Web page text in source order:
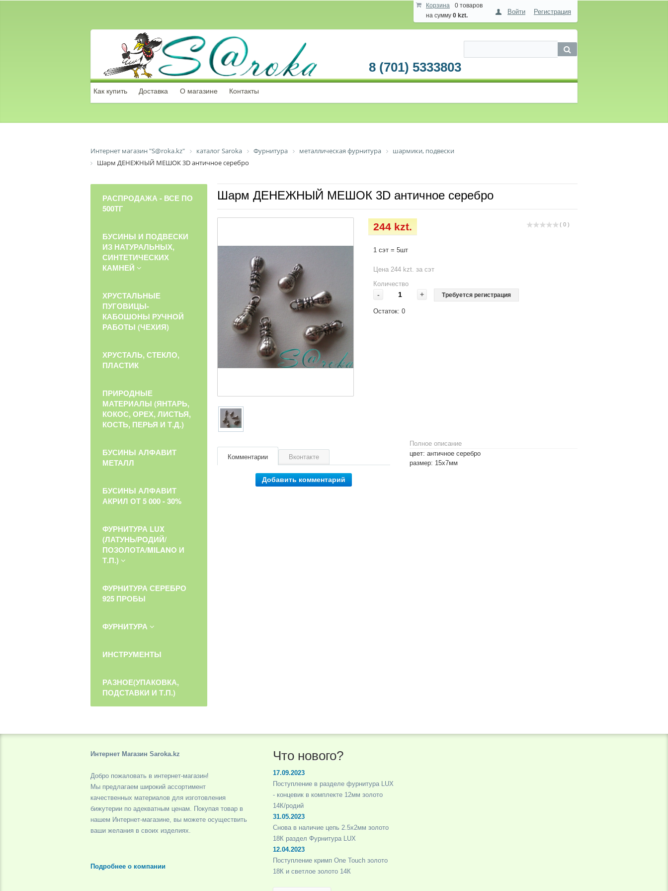
Корзина
0 товаров
на сумму 0 kzt. Войти Регистрация
8 (701) 5333803
Как купить Доставка О магазине Контакты
Интернет магазин "S@roka.kz" каталог Saroka Фурнитура металлическая фурнитура
шармики, подвески
Шарм ДЕНЕЖНЫЙ МЕШОК 3D античное серебро
Шарм ДЕНЕЖНЫЙ МЕШОК 3D античное серебро
( 0 )
244 kzt.
1 сэт = 5шт
Цена 244 kzt. за сэт
Количество
- + Требуется регистрация
Остаток:0
Полное описание
цвет: античное серебро
размер: 15х7мм
Комментарии Вконтакте
Добавить комментарий
РАСПРОДАЖА - ВСЕ ПО
500ТГ
БУСИНЫ И ПОДВЕСКИ
ИЗ НАТУРАЛЬНЫХ,
СИНТЕТИЧЕСКИХ
КАМНЕЙ
ХРУСТАЛЬНЫЕ
ПУГОВИЦЫ-
КАБОШОНЫ РУЧНОЙ
РАБОТЫ (ЧЕХИЯ)
ХРУСТАЛЬ, СТЕКЛО,
ПЛАСТИК
ПРИРОДНЫЕ
МАТЕРИАЛЫ (ЯНТАРЬ,
КОКОС, ОРЕХ, ЛИСТЬЯ,
КОСТЬ, ПЕРЬЯ И Т.Д.)
БУСИНЫ АЛФАВИТ
МЕТАЛЛ
БУСИНЫ АЛФАВИТ
АКРИЛ ОТ 5 000 - 30%
ФУРНИТУРА LUX
(ЛАТУНЬ/РОДИЙ/
ПОЗОЛОТА/MILANO И
Т.П.)
ФУРНИТУРА СЕРЕБРО
925 ПРОБЫ
ФУРНИТУРА
ИНСТРУМЕНТЫ
РАЗНОЕ(УПАКОВКА,
ПОДСТАВКИ И Т.П.)
Интернет Магазин Saroka.kz
Добро пожаловать в интернет-магазин!
Мы предлагаем широкий ассортимент
качественных материалов для изготовления
бижутерии по адекватным ценам. Покупая товар в
нашем Интернет-магазине, вы можете осуществить
ваши желания в своих изделиях.
Подробнее о компании
Что нового?
17.09.2023
Поступление в разделе фурнитура LUX
- концевик в комплекте 12мм золото
14К/родий
31.05.2023
Снова в наличие цепь 2.5х2мм золото
18К раздел Фурнитура LUX
12.04.2023
Поступление кримп One Touch золото
18К и светлое золото 14К